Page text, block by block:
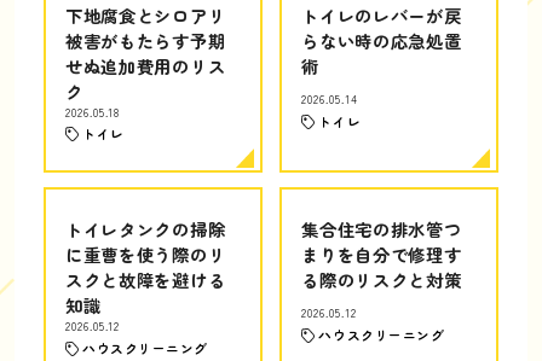
下地腐食とシロアリ
被害がもたらす予期
せぬ追加費用のリス
ク
2026.05.18
トイレ
トイレのレバーが戻
らない時の応急処置
術
2026.05.14
トイレ
トイレタンクの掃除
に重曹を使う際のリ
スクと故障を避ける
知識
2026.05.12
ハウスクリーニング
集合住宅の排水管つ
まりを自分で修理す
る際のリスクと対策
2026.05.12
ハウスクリーニング